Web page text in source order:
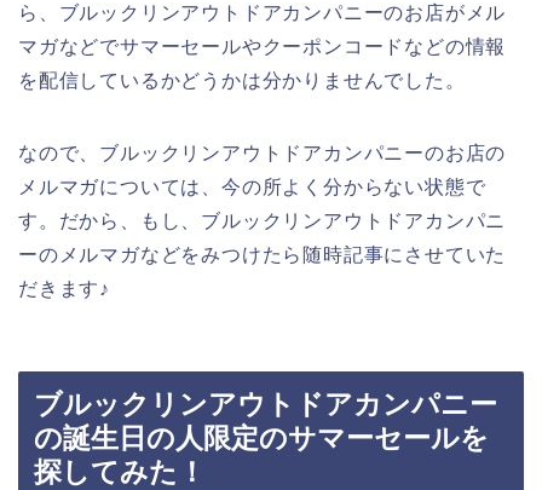
ら、ブルックリンアウトドアカンパニーのお店がメル
マガなどでサマーセールやクーポンコードなどの情報
を配信しているかどうかは分かりませんでした。
なので、ブルックリンアウトドアカンパニーのお店の
メルマガについては、今の所よく分からない状態で
す。だから、もし、ブルックリンアウトドアカンパニ
ーのメルマガなどをみつけたら随時記事にさせていた
だきます♪
ブルックリンアウトドアカンパニー
の誕生日の人限定のサマーセールを
探してみた！